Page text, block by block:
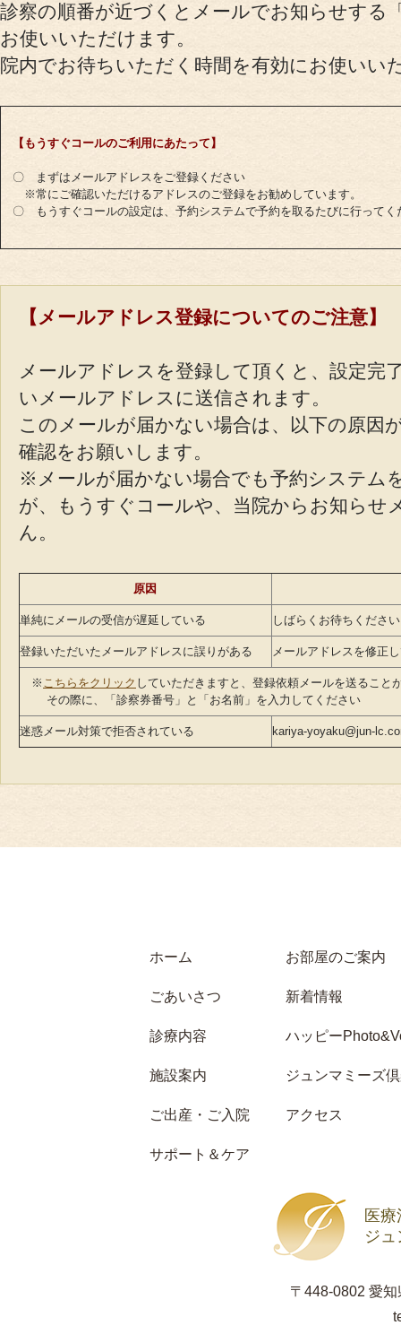
診察の順番が近づくとメールでお知らせする
お使いいただけます。
院内でお待ちいただく時間を有効にお使いい
【もうすぐコールのご利用にあたって】
〇 まずはメールアドレスをご登録ください
※常にご確認いただけるアドレスのご登録をお勧めしています。
〇 もうすぐコールの設定は、予約システムで予約を取るたびに行ってく
【メールアドレス登録についてのご注意】
メールアドレスを登録して頂くと、設定完
いメールアドレスに送信されます。
このメールが届かない場合は、以下の原因
確認をお願いします。
※メールが届かない場合でも予約システム
が、もうすぐコールや、当院からお知らせ
ん。
原因
単純にメールの受信が遅延している しばらくお待ちください
登録いただいたメールアドレスに誤りがある メールアドレスを修正
※ こちらをクリック していただきますと、登録依頼メールを送ること
その際に、「診察券番号」と「お名前」を入力してください
迷惑メール対策で拒否されている kariya-yoyaku@jun-
医
ジ
〒448-0802 愛
ホーム
ごあいさつ
診療内容
施設案内
ご出産・ご入院
サポート＆ケア
お部屋のご案内
新着情報
ハッピー
ジュンマミーズ
アクセス